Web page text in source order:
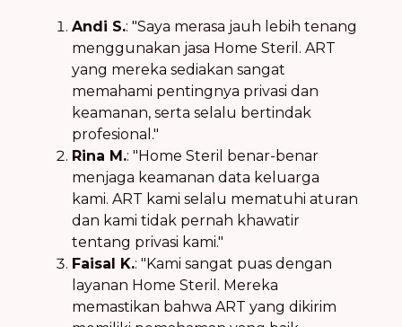
Andi S.: "Saya merasa jauh lebih tenang
menggunakan jasa Home Steril. ART
yang mereka sediakan sangat
memahami pentingnya privasi dan
keamanan, serta selalu bertindak
profesional."
Rina M.: "Home Steril benar-benar
menjaga keamanan data keluarga
kami. ART kami selalu mematuhi aturan
dan kami tidak pernah khawatir
tentang privasi kami."
Faisal K.: "Kami sangat puas dengan
layanan Home Steril. Mereka
memastikan bahwa ART yang dikirim